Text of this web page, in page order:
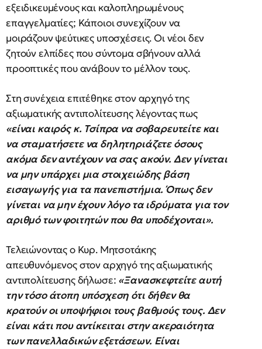
εξειδικευμένους και καλοπληρωμένους
επαγγελματίες; Κάποιοι συνεχίζουν να
μοιράζουν ψεύτικες υποσχέσεις. Οι νέοι δεν
ζητούν ελπίδες που σύντομα σβήνουν αλλά
προοπτικές που ανάβουν το μέλλον τους.
Στη συνέχεια επιτέθηκε στον αρχηγό της
αξιωματικής αντιπολίτευσης λέγοντας πως
«είναι καιρός κ. Τσίπρα να σοβαρευτείτε και
να σταματήσετε να δηλητηριάζετε όσους
ακόμα δεν αντέχουν να σας ακούν. Δεν γίνεται
να μην υπάρχει μια στοιχειώδης βάση
εισαγωγής για τα πανεπιστήμια. Όπως δεν
γίνεται να μην έχουν λόγο τα ιδρύματα για τον
αριθμό των φοιτητών που θα υποδέχονται».
Τελειώνοντας ο Κυρ. Μητσοτάκης
απευθυνόμενος στον αρχηγό της αξιωματικής
αντιπολίτευσης δήλωσε: «Ξανασκεφτείτε αυτή
την τόσο άτοπη υπόσχεση ότι δήθεν θα
κρατούν οι υποψήφιοι τους βαθμούς τους. Δεν
είναι κάτι που αντίκειται στην ακεραιότητα
των πανελλαδικών εξετάσεων. Είναι